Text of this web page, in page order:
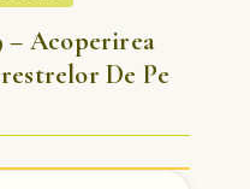
– Acoperirea
De Pe